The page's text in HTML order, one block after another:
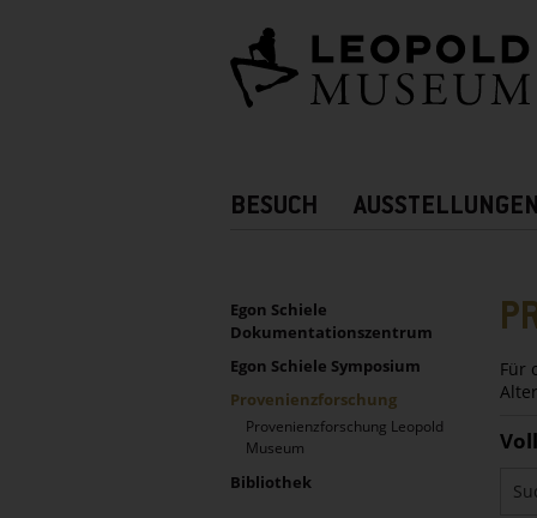
Hauptnavigation
BESUCH AUSSTELLUNGEN
Sidebar
UNTERNAVIGATION
Egon Schiele
Dokumentationszentrum
Egon Schiele Symposium
Provenienzforschung
Provenienzforschung Leopold
Museum
Bibliothek
Für